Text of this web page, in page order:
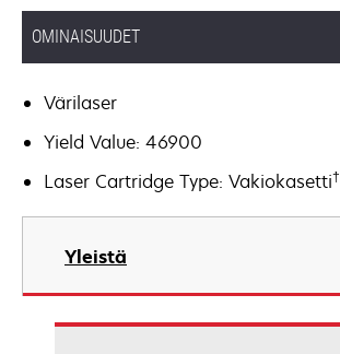
OMINAISUUDET
Värilaser
Yield Value: 46900
Laser Cartridge Type: Vakiokasetti†
Yleistä